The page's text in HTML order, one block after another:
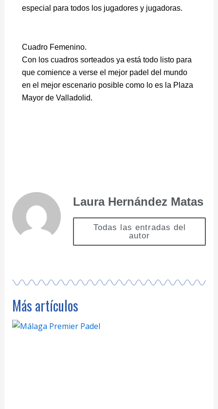
especial para todos los jugadores y jugadoras.
Cuadro Femenino.
Con los cuadros sorteados ya está todo listo para
que comience a verse el mejor padel del mundo
en el mejor escenario posible como lo es la Plaza
Mayor de Valladolid.
Laura Hernández Matas
Todas las entradas del
autor
Más artículos